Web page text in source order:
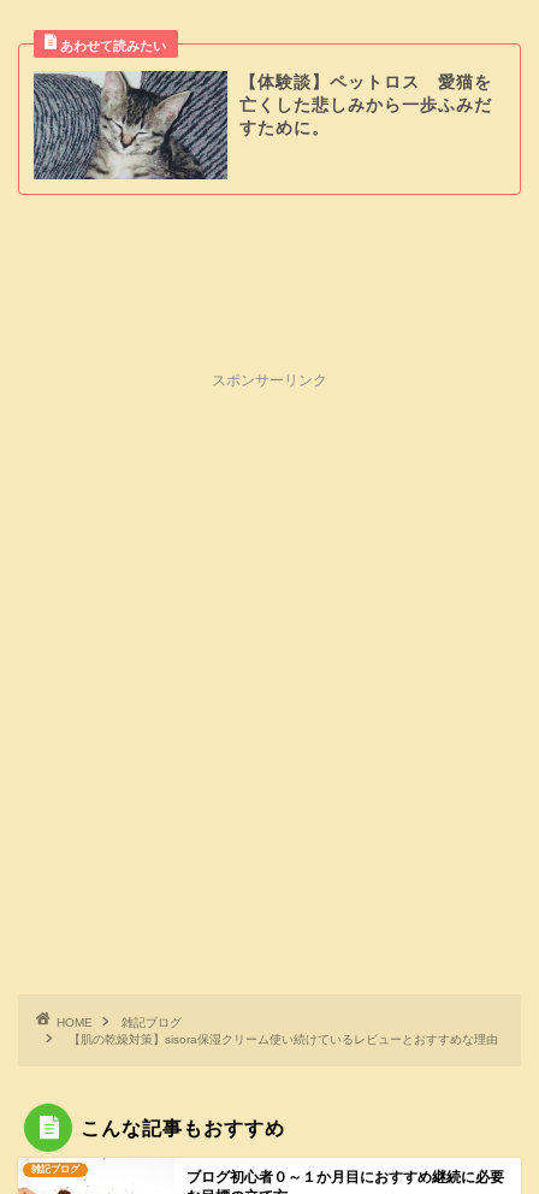
【体験談】ペットロス 愛猫を
亡くした悲しみから一歩ふみだ
すために。
スポンサーリンク
HOME
雑記ブログ
【肌の乾燥対策】sisora保湿クリーム使い続けているレビューとおすすめな理由
こんな記事もおすすめ
雑記ブログ
ブログ初心者０～１か月目におすすめ継続に必要